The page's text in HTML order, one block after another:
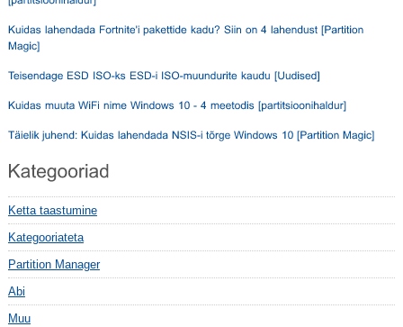
Ketta taastumine
Kategooriateta
Partition Manager
Abi
Muu